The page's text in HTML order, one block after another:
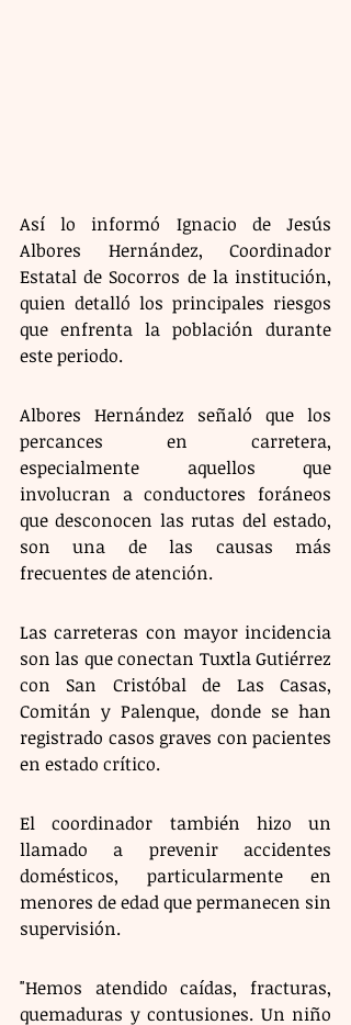
Así lo informó Ignacio de Jesús
Albores Hernández, Coordinador
Estatal de Socorros de la institución,
quien detalló los principales riesgos
que enfrenta la población durante
este periodo.
Albores Hernández señaló que los
percances en carretera,
especialmente aquellos que
involucran a conductores foráneos
que desconocen las rutas del estado,
son una de las causas más
frecuentes de atención.
Las carreteras con mayor incidencia
son las que conectan Tuxtla Gutiérrez
con San Cristóbal de Las Casas,
Comitán y Palenque, donde se han
registrado casos graves con pacientes
en estado crítico.
El coordinador también hizo un
llamado a prevenir accidentes
domésticos, particularmente en
menores de edad que permanecen sin
supervisión.
"Hemos atendido caídas, fracturas,
quemaduras y contusiones. Un niño